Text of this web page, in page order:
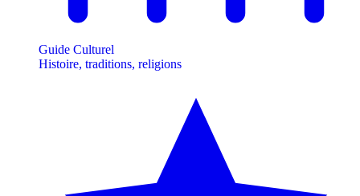
Guide Culturel
Histoire, traditions, religions